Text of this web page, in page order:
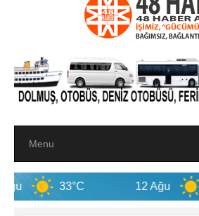
12 Ağu 34°C